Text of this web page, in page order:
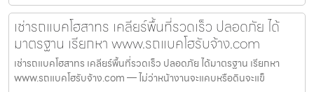
เช่ารถแบคโฮสาทร เคลียร์พื้นที่รวดเร็ว ปลอดภัย ได้
มาตรฐาน เรียกหา www.รถแบคโฮรับจ้าง.com
เช่ารถแบคโฮสาทร เคลียร์พื้นที่รวดเร็ว ปลอดภัย ได้มาตรฐาน เรียกหา
www.รถแบคโฮรับจ้าง.com — ไม่ว่าหน้างานจะแคบหรือดินจะแข็